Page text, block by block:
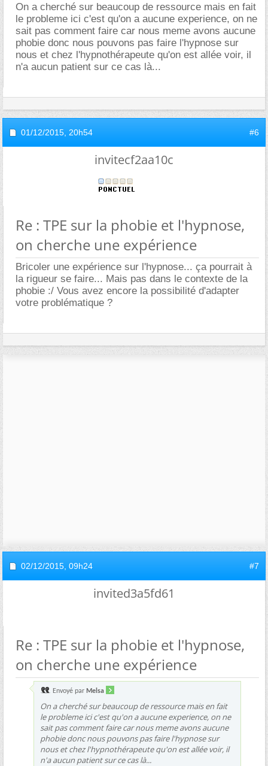
On a cherché sur beaucoup de ressource mais en fait
le probleme ici c'est qu'on a aucune experience, on ne
sait pas comment faire car nous meme avons aucune
phobie donc nous pouvons pas faire l'hypnose sur
nous et chez l'hypnothérapeute qu'on est allée voir, il
n'a aucun patient sur ce cas là...
01/12/2015, 20h54 #6
invitecf2aa10c
Re : TPE sur la phobie et l'hypnose,
on cherche une expérience
Bricoler une expérience sur l'hypnose... ça pourrait à
la rigueur se faire... Mais pas dans le contexte de la
phobie :/ Vous avez encore la possibilité d'adapter
votre problématique ?
02/12/2015, 09h24 #7
invited3a5fd61
Re : TPE sur la phobie et l'hypnose,
on cherche une expérience
Envoyé par Melsa
On a cherché sur beaucoup de ressource mais en fait
le probleme ici c'est qu'on a aucune experience, on ne
sait pas comment faire car nous meme avons aucune
phobie donc nous pouvons pas faire l'hypnose sur
nous et chez l'hypnothérapeute qu'on est allée voir, il
n'a aucun patient sur ce cas là...